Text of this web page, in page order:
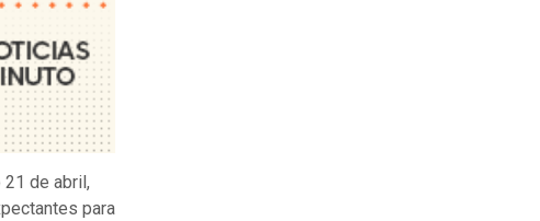
de abril,
para